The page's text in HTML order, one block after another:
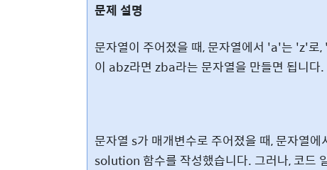
문제 설명
문자열이 주어졌을 때, 문자열에서 'a'는 'z'
이 abz라면 zba라는 문자열을 만들면 됩니다.
문자열 s가 매개변수로 주어졌을 때, 문자열
solution 함수를 작성했습니다. 그러나, 코드